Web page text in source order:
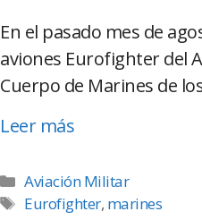
En el pasado mes de
aviones Eurofighter del
Cuerpo de Marines de
Leer más
Aviación Militar
Eurofighter, marines